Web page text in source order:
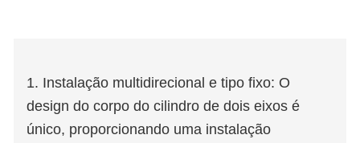
1. Instalação multidirecional e tipo fixo: O
design do corpo do cilindro de dois eixos é
único, proporcionando uma instalação